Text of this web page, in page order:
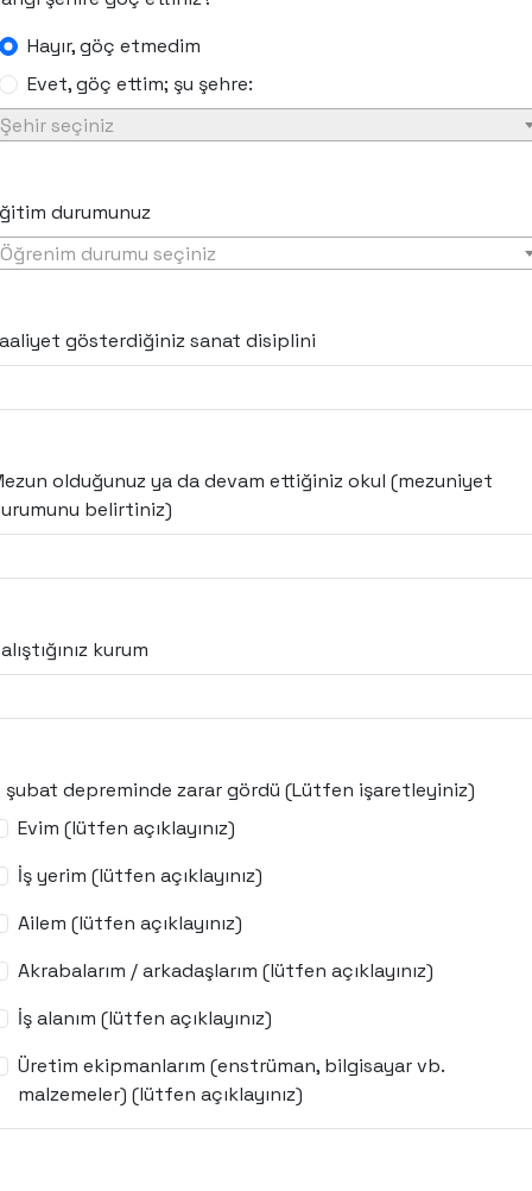
Hayır, göç etmedim
Evet, göç ettim; şu şehre:
Şehir seçiniz
durumunuz
Öğrenim durumu seçiniz
gösterdiğiniz sanat disiplini
olduğunuz ya da devam ettiğiniz okul (mezuniyet
belirtiniz)
kurum
şubat depreminde zarar gördü (Lütfen işaretleyiniz)
Evim (lütfen açıklayınız)
İş yerim (lütfen açıklayınız)
Ailem (lütfen açıklayınız)
Akrabalarım / arkadaşlarım (lütfen açıklayınız)
İş alanım (lütfen açıklayınız)
Üretim ekipmanlarım (enstrüman, bilgisayar vb.
malzemeler) (lütfen açıklayınız)